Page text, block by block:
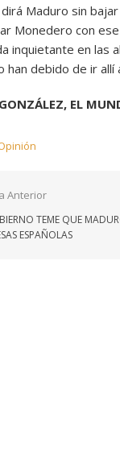
Maduro sin
Monedero con
inquietante en las
han debido de ir allí
EL
Anterior
TEME QUE
ESPAÑOLAS